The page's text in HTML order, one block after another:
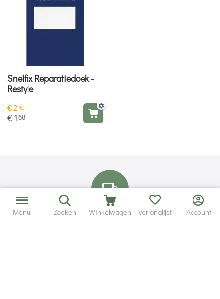
Snelfix Reparatiedoek -
Restyle
€210
€168
Bezorging in binnen - en buitenland.
Menu Zoeken Winkelwagen Verlanglijst Account